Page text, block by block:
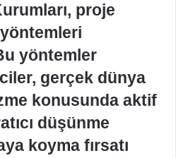
proje
yöntemler
gerçek dünya
konusunda aktif
düşünme
koyma fırsatı